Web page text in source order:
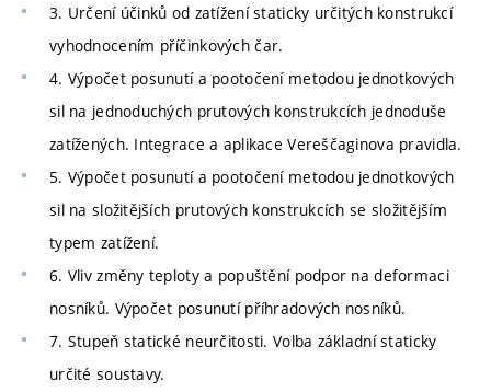
3. Určení účinků od zatížení staticky určitých konstrukcí
vyhodnocením příčinkových čar.
4. Výpočet posunutí a pootočení metodou jednotkových
sil na jednoduchých prutových konstrukcích jednoduše
zatížených. Integrace a aplikace Vereščaginova pravidla.
5. Výpočet posunutí a pootočení metodou jednotkových
sil na složitějších prutových konstrukcích se složitějším
typem zatížení.
6. Vliv změny teploty a popuštění podpor na deformaci
nosníků. Výpočet posunutí příhradových nosníků.
7. Stupeň statické neurčitosti. Volba základní staticky
určité soustavy.